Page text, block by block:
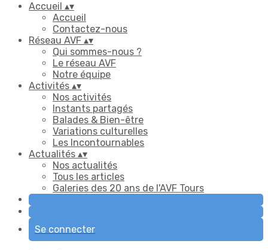
Accueil ▴▾
Accueil
Contactez-nous
Réseau AVF ▴▾
Qui sommes-nous ?
Le réseau AVF
Notre équipe
Activités ▴▾
Nos activités
Instants partagés
Balades & Bien-être
Variations culturelles
Les Incontournables
Actualités ▴▾
Nos actualités
Tous les articles
Galeries des 20 ans de l'AVF Tours
Se connecter